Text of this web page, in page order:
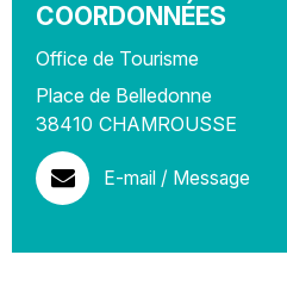
COORDONNÉES
Office de Tourisme
Place de Belledonne
38410 CHAMROUSSE
E-mail / Message